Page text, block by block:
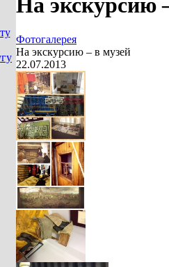
На экскурсию
Фотогалерея
На экскурсию – в музей
22.07.2013